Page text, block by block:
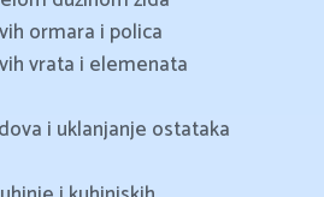
ormara i polica
vrata i elemenata
i uklanjanje ostataka